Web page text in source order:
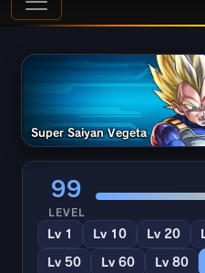
Super Saiyan Vegeta
99
LEVEL
Lv 1 Lv 10 Lv 20
Lv 50 Lv 60 Lv 80